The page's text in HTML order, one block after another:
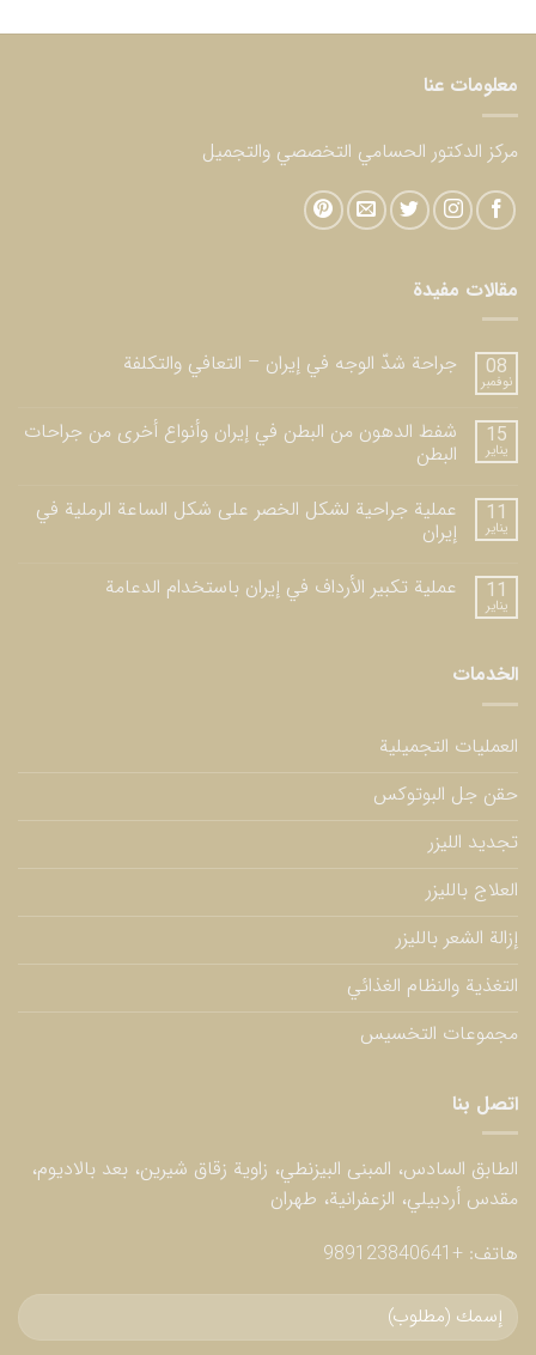
معلومات عنا
مركز الدكتور الحسامي التخصصي والتجميل
مقالات مفيدة
08
نوفمبر
جراحة شدّ الوجه في إيران – التعافي والتكلفة
15
يناير
شفط الدهون من البطن في إيران وأنواع أخرى من جراحات
البطن
11
يناير
عملية جراحية لشكل الخصر على شكل الساعة الرملية في
إيران
11
يناير
عملية تكبير الأرداف في إيران باستخدام الدعامة
الخدمات
العمليات التجميلية
حقن جل البوتوكس
تجديد الليزر
العلاج بالليزر
إزالة الشعر بالليزر
التغذية والنظام الغذائي
مجموعات التخسيس
اتصل بنا
الطابق السادس، المبنى البيزنطي، زاوية زقاق شيرين، بعد بالاديوم،
مقدس أردبيلي، الزعفرانية، طهران
هاتف: +989123840641